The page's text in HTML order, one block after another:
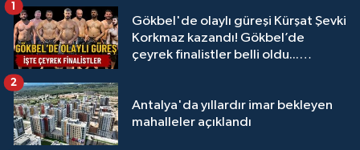
Gökbel'de olaylı güreşi Kürşat Şevki
Korkmaz kazandı! Gökbel’de
çeyrek finalistler belli oldu...
1
Antalya'da yıllardır imar bekleyen
mahalleler açıklandı
2